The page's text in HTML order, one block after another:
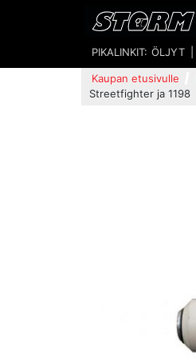
PIKALINKIT: ÖLJYT
Kaupan etusivulle
Streetfighter ja 1198